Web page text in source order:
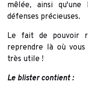
mêlée, ainsi qu'une
défenses précieuses.
Le fait de pouvoir
reprendre là où
très utile !
Le blister contient :